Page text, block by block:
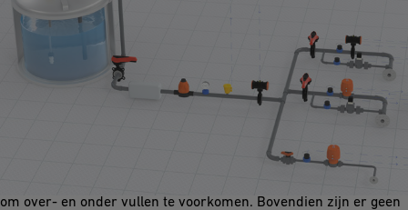
Aftapsstation
Leidingsystemen in aftapstations moeten veerkrachtig en
onderhoudsarm zijn. Met een snelle en economische vulling,
een belangrijke vereiste, kan de tweestapsafsluitfunctie helpen
om over- en onder vullen te voorkomen. Bovendien zijn er geen